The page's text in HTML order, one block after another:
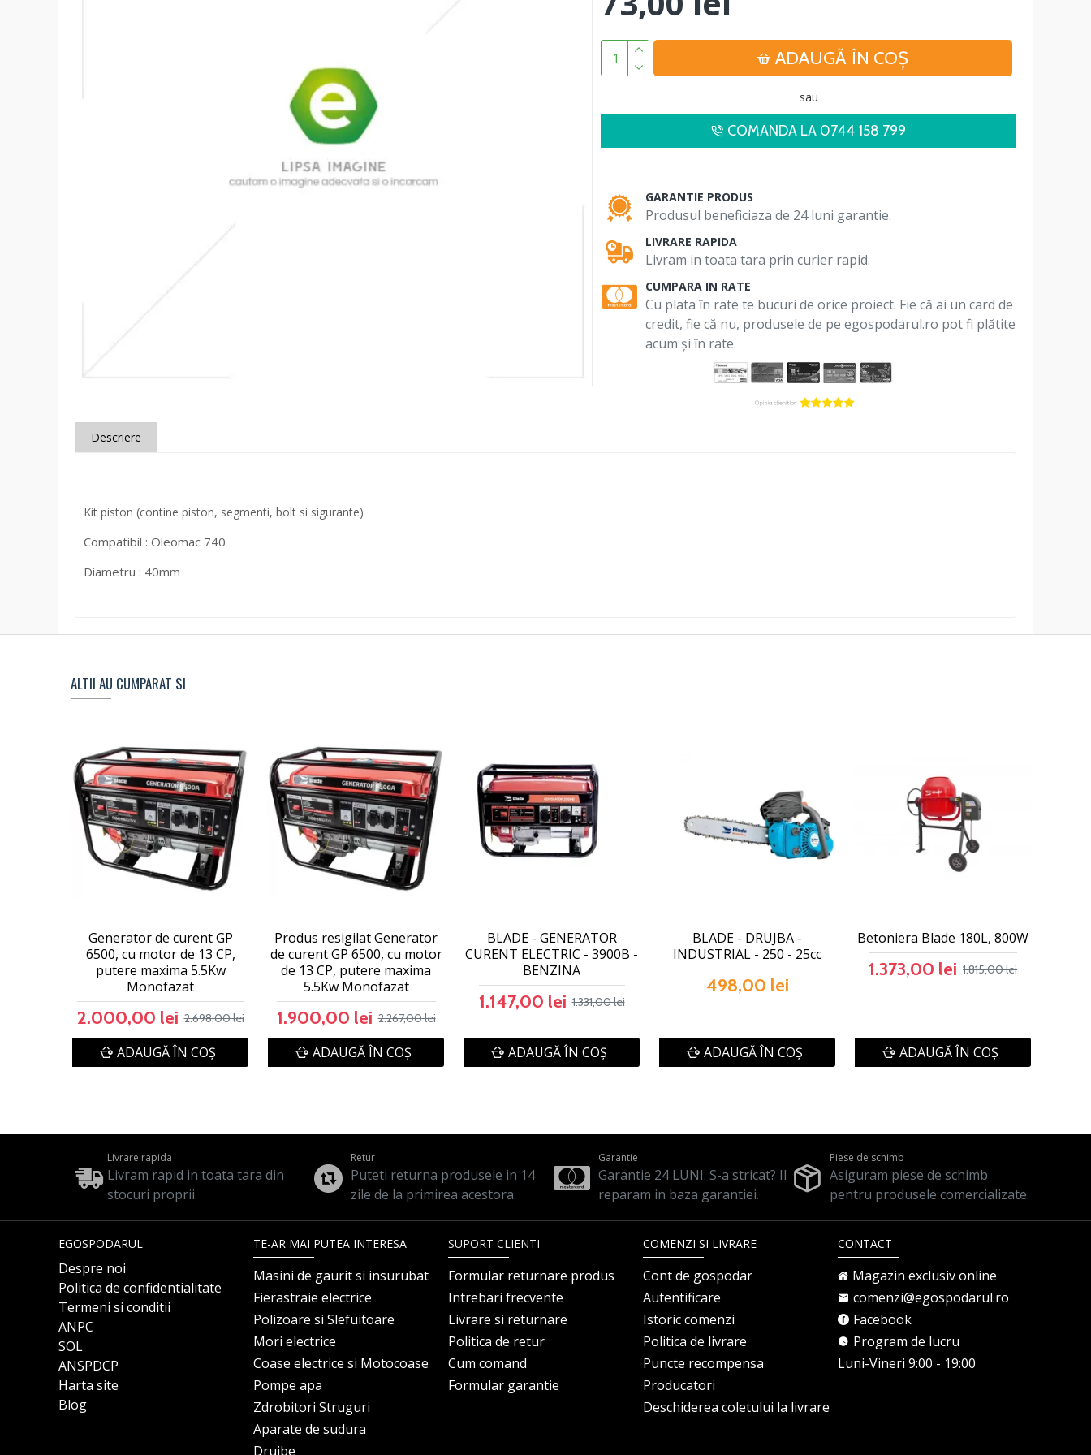
ADAUGĂ ÎN COŞ
sau
COMANDA LA 0744 158 799
GARANTIE PRODUS
Produsul beneficiaza de 24 luni garantie.
LIVRARE RAPIDA
Livram in toata tara prin curier rapid.
CUMPARA IN RATE
Cu plata în rate te bucuri de orice proiect. Fie că ai un card de
credit, fie că nu, produsele de pe egospodarul.ro pot fi plătite
acum și în rate.
Descriere
Kit piston (contine piston, segmenti, bolt si sigurante)
Compatibil : Oleomac 740
Diametru : 40mm
ALTII AU CUMPARAT SI
Generator de curent GP
6500, cu motor de 13 CP,
putere maxima 5.5Kw
Monofazat
2.000,00 lei 2.698,00 lei
ADAUGĂ ÎN COŞ
Produs resigilat Generator
de curent GP 6500, cu motor
de 13 CP, putere maxima
5.5Kw Monofazat
1.900,00 lei 2.267,00 lei
ADAUGĂ ÎN COŞ
BLADE - GENERATOR
CURENT ELECTRIC - 3900B -
BENZINA
1.147,00 lei 1.331,00 lei
ADAUGĂ ÎN COŞ
BLADE - DRUJBA -
INDUSTRIAL - 250 - 25cc
498,00 lei
ADAUGĂ ÎN COŞ
Betoniera Blade 180L, 800W
1.373,00 lei 1.815,00 lei
ADAUGĂ ÎN COŞ
Livrare rapida
Livram rapid in toata tara din
stocuri proprii.
Retur
Puteti returna produsele in 14
zile de la primirea acestora.
Garantie
Garantie 24 LUNI. S-a stricat? Il
reparam in baza garantiei.
Piese de schimb
Asiguram piese de schimb
pentru produsele comercializate.
EGOSPODARUL
Despre noi
Politica de confidentialitate
Termeni si conditii
ANPC
SOL
ANSPDCP
Harta site
Blog
TE-AR MAI PUTEA INTERESA
Masini de gaurit si insurubat
Fierastraie electrice
Polizoare si Slefuitoare
Mori electrice
Coase electrice si Motocoase
Pompe apa
Zdrobitori Struguri
Aparate de sudura
Drujbe
SUPORT CLIENTI
Formular returnare produs
Intrebari frecvente
Livrare si returnare
Politica de retur
Cum comand
Formular garantie
COMENZI SI LIVRARE
Cont de gospodar
Autentificare
Istoric comenzi
Politica de livrare
Puncte recompensa
Producatori
Deschiderea coletului la livrare
CONTACT
Magazin exclusiv online
comenzi@egospodarul.ro
Facebook
Program de lucru
Luni-Vineri 9:00 - 19:00